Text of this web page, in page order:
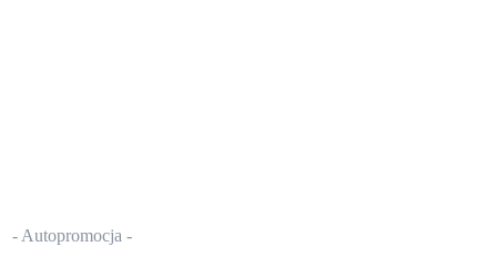
- Autopromocja -